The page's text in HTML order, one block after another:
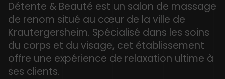
Détente & Beauté est un salon de massage
de renom situé au cœur de la ville de
Krautergersheim. Spécialisé dans les soins
du corps et du visage, cet établissement
offre une expérience de relaxation ultime à
ses clients.